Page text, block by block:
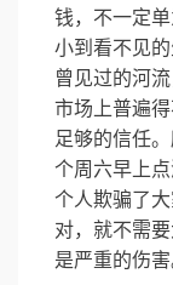
钱，不一定
小到看不见
曾见过的河
市场上普遍
足够的信任
个周六早上
个人欺骗了
对，就不需
是严重的伤害